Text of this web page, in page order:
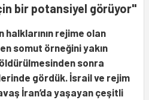
bir potansiyel görüyor"
halklarının rejime olan
somut örneğini yakın
öldürülmesinden sonra
gördük. İsrail ve rejim
İran’da yaşayan çeşitli